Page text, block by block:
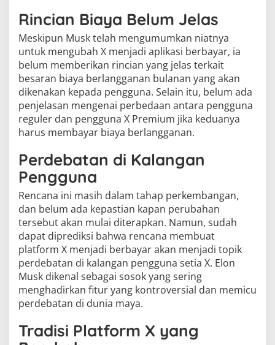
Rincian Biaya Belum Jelas
Meskipun Musk telah mengumumkan niatnya
untuk mengubah X menjadi aplikasi berbayar, ia
belum memberikan rincian yang jelas terkait
besaran biaya berlangganan bulanan yang akan
dikenakan kepada pengguna. Selain itu, belum ada
penjelasan mengenai perbedaan antara pengguna
reguler dan pengguna X Premium jika keduanya
harus membayar biaya berlangganan.
Perdebatan di Kalangan
Pengguna
Rencana ini masih dalam tahap perkembangan,
dan belum ada kepastian kapan perubahan
tersebut akan mulai diterapkan. Namun, sudah
dapat diprediksi bahwa rencana membuat
platform X menjadi berbayar akan menjadi topik
perdebatan di kalangan pengguna setia X. Elon
Musk dikenal sebagai sosok yang sering
menghadirkan fitur yang kontroversial dan memicu
perdebatan di dunia maya.
Tradisi Platform X yang